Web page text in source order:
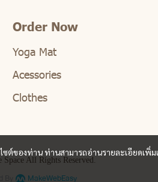
ต์ของท่าน ท่านสามารถอ่านรายละเอียดเพิ่ม
Order Now
Yoga Mat
Acessories
Clothes
Space All Rights Reserved.
MakeWebEasy